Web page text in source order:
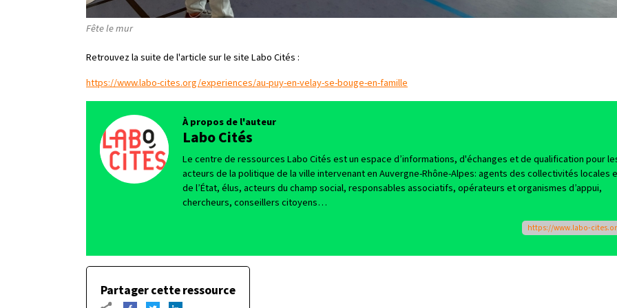
Fête le mur
Retrouvez la suite de l'article sur le site Labo Cités :
https://www.labo-cites.org/experiences/au-puy-en-velay-se-bouge-en-famille
À propos de l'auteur
Labo Cités
Le centre de ressources Labo Cités est un espace d’informations, d'échanges et de qualification pour
acteurs de la politique de la ville intervenant en Auvergne-Rhône-Alpes: agents des collectivités locales
de l’État, élus, acteurs du champ social, responsables associatifs, opérateurs et organismes d’appui,
chercheurs, conseillers citoyens…
https://www.labo-
Partager cette ressource